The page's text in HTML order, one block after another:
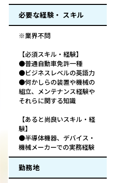
必要な経験・ スキル
※業界不問
【必須スキル・経験】
●普通自動車免許一種
●ビジネスレベルの英語力
●何かしらの装置や機械の
組立、メンテナンス経験や
それらに関する知識
【あると尚良いスキル・経
験】
●半導体機器、デバイス・
機械メーカーでの実務経験
勤務地